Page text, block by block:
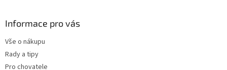
Informace pro vás
Vše o nákupu
Rady a tipy
Pro chovatele